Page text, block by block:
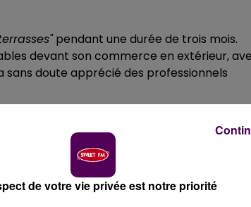
pendant une durée de trois mois.
devant son commerce en extérieur,
doute apprécié des professionnels
valable elle aussi durant trois mois.
des panneaux ou tous autres
de votre vie privée est notre priorité